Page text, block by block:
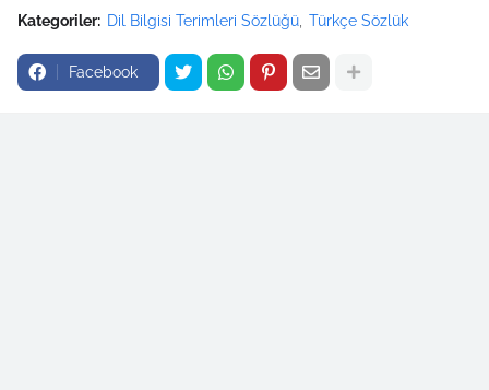
Kategoriler: Dil Bilgisi Terimleri Sözlüğü Türkçe Sözlük
Facebook